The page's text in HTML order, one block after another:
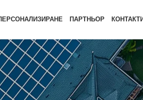
ПАРТНЬОР КОНТАКТИ
фотоволтаична